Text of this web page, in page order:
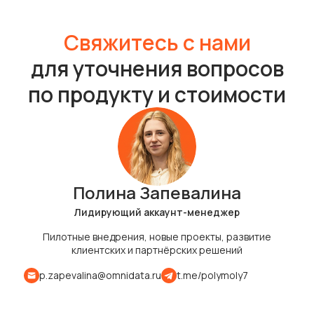
Свяжитесь с нами
для уточнения вопросов
по продукту и стоимости
Полина Запевалина
Лидирующий аккаунт-менеджер
Пилотные внедрения, новые проекты, развитие
клиентских и партнёрских решений
p.zapevalina@omnidata.ru
t.me/polymoly7